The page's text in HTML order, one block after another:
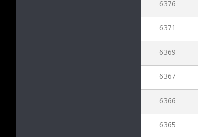
6376
6371
6369
6367
6366
6365